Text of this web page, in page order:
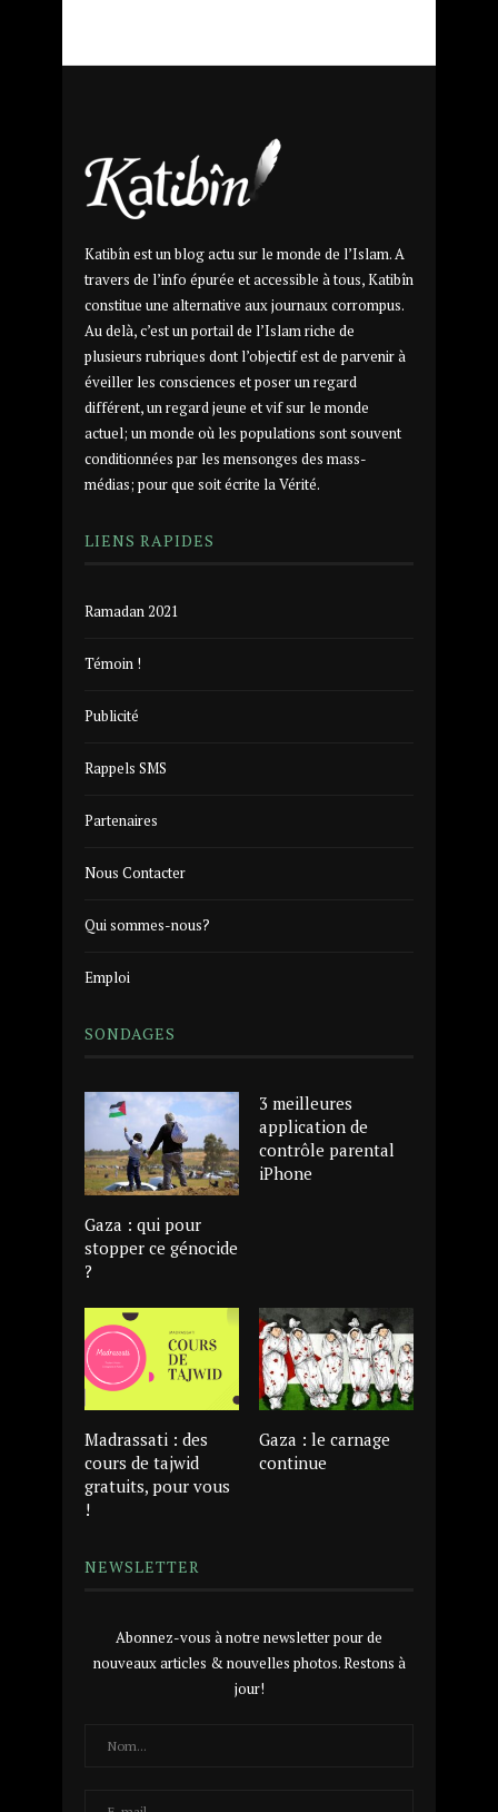
Katibîn est un blog actu sur le monde de l’Islam. A
travers de l’info épurée et accessible à tous, Katibîn
constitue une alternative aux journaux corrompus.
Au delà, c’est un portail de l’Islam riche de
plusieurs rubriques dont l’objectif est de parvenir à
éveiller les consciences et poser un regard
différent, un regard jeune et vif sur le monde
actuel; un monde où les populations sont souvent
conditionnées par les mensonges des mass-
médias; pour que soit écrite la Vérité.
LIENS RAPIDES
Ramadan 2021
Témoin !
Publicité
Rappels SMS
Partenaires
Nous Contacter
Qui sommes-nous?
Emploi
SONDAGES
Gaza : qui pour
stopper ce génocide
?
3 meilleures
application de
contrôle parental
iPhone
Madrassati : des
cours de tajwid
gratuits, pour vous
!
Gaza : le carnage
continue
NEWSLETTER
Abonnez-vous à notre newsletter pour de
nouveaux articles & nouvelles photos. Restons à
jour!